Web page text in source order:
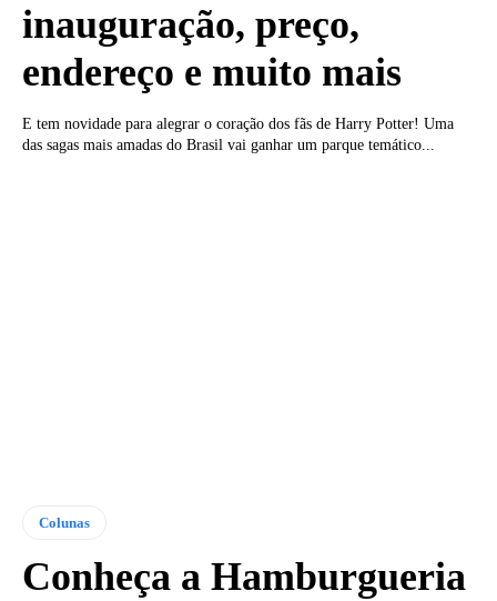
inauguração, preço,
endereço e muito mais
E tem novidade para alegrar o coração dos fãs de Harry Potter! Uma
das sagas mais amadas do Brasil vai ganhar um parque temático...
Colunas
Conheça a Hamburgueria